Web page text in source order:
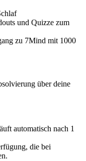
und Quizze zum
zu 7Mind mit 1000
über deine
automatisch nach 1
die bei